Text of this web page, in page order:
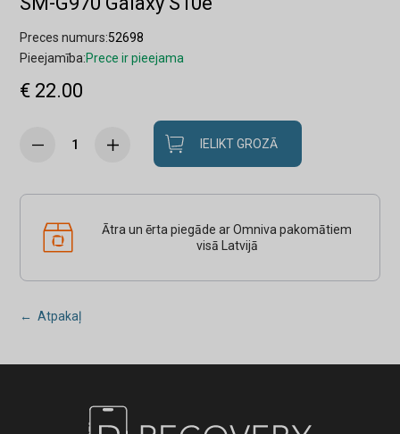
Preces numurs:52698
Pieejamība:Prece ir pieejama
€ 22.00
IELIKT GROZĀ
Ātra un ērta piegāde ar Omniva pakomātiem
visā Latvijā
← Atpakaļ